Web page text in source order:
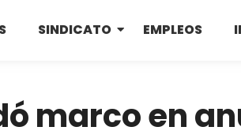
SINDICATO EMPLEOS
marco en